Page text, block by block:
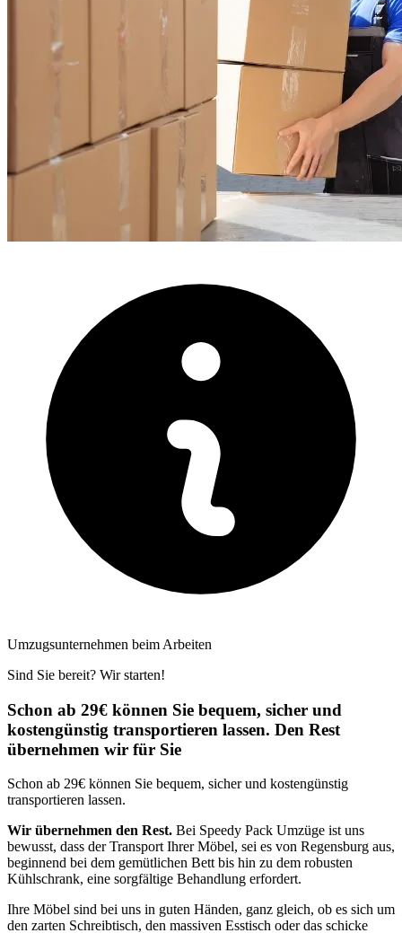
Umzugsunternehmen beim Arbeiten
Sind Sie bereit? Wir starten!
Schon ab 29€ können Sie bequem, sicher und
kostengünstig transportieren lassen. Den Rest
übernehmen wir für Sie
Schon ab 29€ können Sie bequem, sicher und kostengünstig
transportieren lassen.
Wir übernehmen den Rest. Bei Speedy Pack Umzüge ist uns
bewusst, dass der Transport Ihrer Möbel, sei es von Regensburg aus,
beginnend bei dem gemütlichen Bett bis hin zu dem robusten
Kühlschrank, eine sorgfältige Behandlung erfordert.
Ihre Möbel sind bei uns in guten Händen, ganz gleich, ob es sich um
den zarten Schreibtisch, den massiven Esstisch oder das schicke